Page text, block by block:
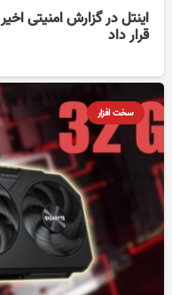
قرار داد
سخت افزار